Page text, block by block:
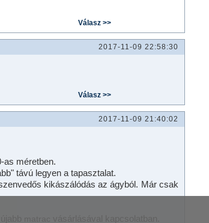
2017-11-09 22:58:30
2017-11-09 21:40:02
as méretben.
távú legyen a tapasztalat.
kikászálódás az ágyból. Már csak